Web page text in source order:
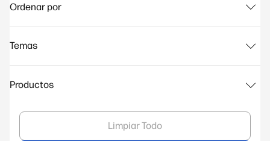
Ordenar por
Temas
Productos
Limpiar Todo